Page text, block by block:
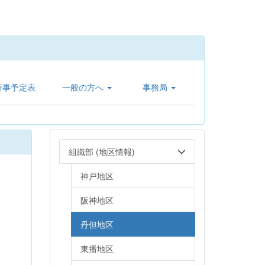
事予定表 一般の方へ 事務局
組織部 (地区情報)
神戸地区
阪神地区
丹但地区
東播地区